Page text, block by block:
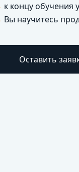
к концу обучения
Вы научитесь
Оставить